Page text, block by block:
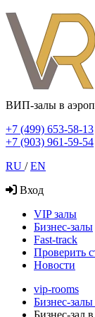
ВИП-залы в
+7 (499) 653-58-13
+7 (903) 961-59-54
RU /EN
Вход
VIP залы
Бизнес-залы
Fast-track
Проверить
Новости
vip-rooms
Бизнес-
Бизнес-зал